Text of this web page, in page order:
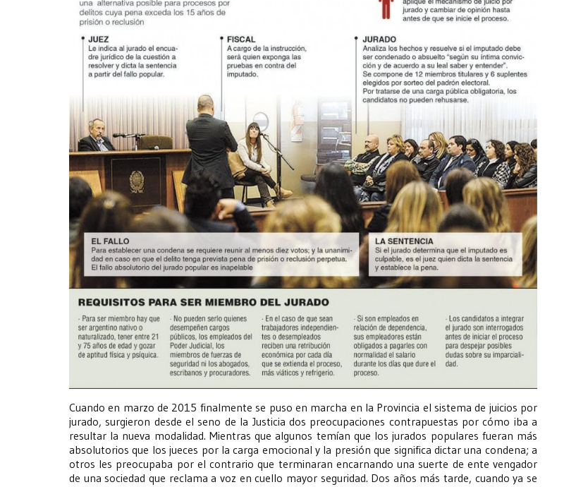
Cuando en marzo de 2015 finalmente se puso en marcha en la Provincia el sistema de juicios por
jurado, surgieron desde el seno de la Justicia dos preocupaciones contrapuestas por cómo iba a
resultar la nueva modalidad. Mientras que algunos temían que los jurados populares fueran más
absolutorios que los jueces por la carga emocional y la presión que significa dictar una condena; a
otros les preocupaba por el contrario que terminaran encarnando una suerte de ente vengador
de una sociedad que reclama a voz en cuello mayor seguridad. Dos años más tarde, cuando ya se